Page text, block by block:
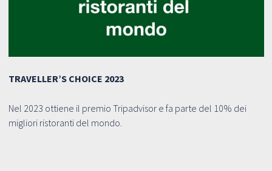
TRAVELLER’S CHOICE 2023
Nel 2023 ottiene il premio Tripadvisor e fa parte del 10% dei
migliori ristoranti del mondo.